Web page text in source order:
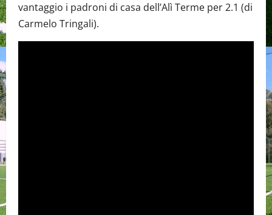
vantaggio i padroni di casa dell’Alì Terme per 2.1 (di
Carmelo Tringali).